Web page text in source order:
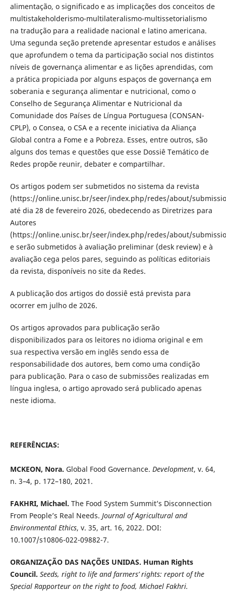
alimentação, o significado e as implicações dos conceitos de
multistakeholderismo-multilateralismo-multissetorialismo
na tradução para a realidade nacional e latino americana.
Uma segunda seção pretende apresentar estudos e análises
que aprofundem o tema da participação social nos distintos
níveis de governança alimentar e as lições aprendidas, com
a prática propiciada por alguns espaços de governança em
soberania e segurança alimentar e nutricional, como o
Conselho de Segurança Alimentar e Nutricional da
Comunidade dos Países de Língua Portuguesa (CONSAN-
CPLP), o Consea, o CSA e a recente iniciativa da Aliança
Global contra a Fome e a Pobreza. Esses, entre outros, são
alguns dos temas e questões que esse Dossiê Temático de
Redes propõe reunir, debater e compartilhar.
Os artigos podem ser submetidos no sistema da revista
(https://online.unisc.br/seer/index.php/redes/about/
até dia 28 de fevereiro 2026, obedecendo as Diretrizes para
Autores
(https://online.unisc.br/seer/index.php/redes/about/
e serão submetidos à avaliação preliminar (desk review) e à
avaliação cega pelos pares, seguindo as políticas editoriais
da revista, disponíveis no site da Redes.
A publicação dos artigos do dossiê está prevista para
ocorrer em julho de 2026.
Os artigos aprovados para publicação serão
disponibilizados para os leitores no idioma original e em
sua respectiva versão em inglês sendo essa de
responsabilidade dos autores, bem como uma condição
para publicação. Para o caso de submissões realizadas em
língua inglesa, o artigo aprovado será publicado apenas
neste idioma.
REFERÊNCIAS:
MCKEON, Nora. Global Food Governance. Development, v. 64,
n. 3–4, p. 172–180, 2021.
FAKHRI, Michael. The Food System Summit’s Disconnection
From People’s Real Needs. Journal of Agricultural and
Environmental Ethics, v. 35, art. 16, 2022. DOI:
10.1007/s10806-022-09882-7.
ORGANIZAÇÃO DAS NAÇÕES UNIDAS. Human Rights
Council. Seeds, right to life and farmers’ rights: report of the
Special Rapporteur on the right to food, Michael Fakhri.